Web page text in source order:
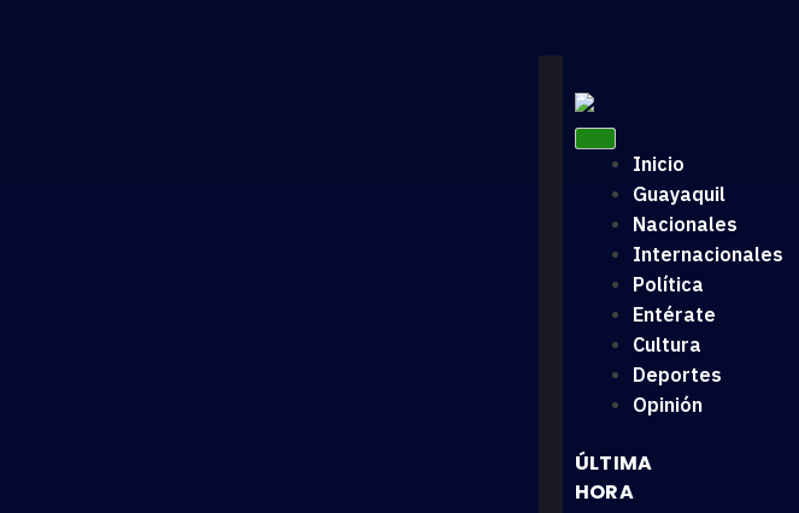
Inicio
Guayaquil
Nacionales
Internacionales
Política
Entérate
Cultura
Deportes
Opinión
ÚLTIMA
HORA